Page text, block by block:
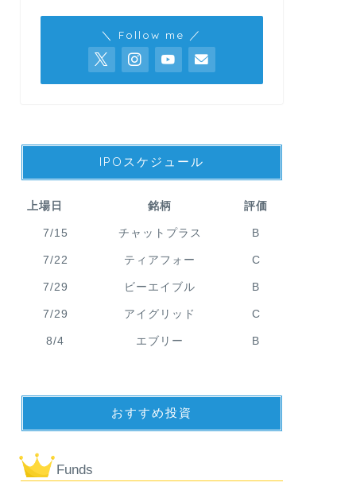
＼ Follow me ／
IPOスケジュール
上場日 銘柄 評価
7/15 チャットプラス B
7/22 ティアフォー C
7/29 ビーエイブル B
7/29 アイグリッド C
8/4 エブリー B
おすすめ投資
Funds